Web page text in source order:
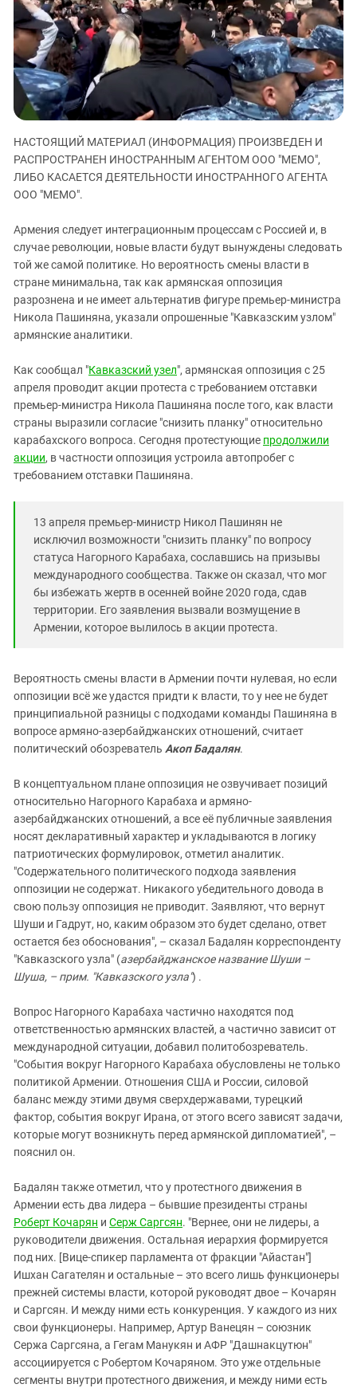
ЗАСТАВЛЯЕТ
КАВКАЗ ЗА ПАЛЕСТИНУ
ИНАКОМЫСЛИЕ В ЧЕЧНЕ
ПРЕСЛЕДОВАНИЕ АКТИВИСТОВ
МОБИЛИЗАЦИЯ И ПРОТЕСТЫ
Дагестан
Ингушетия
Кабардино-Балкария
Калмыкия
Карачаево-Черкесия
Краснодарский край
Нагорный Карабах
Российская Федерация
Северная Осетия - Алания
СКФО
Ставропольский край
Чечня
Южная Осетия
ЮФО
НАСТОЯЩИЙ МАТЕРИАЛ (ИНФОРМАЦИЯ) ПРОИЗВЕДЕН И
РАСПРОСТРАНЕН ИНОСТРАННЫМ АГЕНТОМ ООО "МЕМО",
ЛИБО КАСАЕТСЯ ДЕЯТЕЛЬНОСТИ ИНОСТРАННОГО АГЕНТА
ООО "МЕМО".
Армения следует интеграционным процессам с Россией и, в
случае революции, новые власти будут вынуждены следовать
той же самой политике. Но вероятность смены власти в
стране минимальна, так как армянская оппозиция
разрознена и не имеет альтернатив фигуре премьер-министра
Никола Пашиняна, указали опрошенные "Кавказским узлом"
армянские аналитики.
Как сообщал "Кавказский узел", армянская оппозиция с 25
апреля проводит акции протеста с требованием отставки
премьер-министра Никола Пашиняна после того, как власти
страны выразили согласие "снизить планку" относительно
карабахского вопроса. Сегодня протестующие продолжили
акции, в частности оппозиция устроила автопробег с
требованием отставки Пашиняна.
13 апреля премьер-министр Никол Пашинян не
исключил возможности "снизить планку" по вопросу
статуса Нагорного Карабаха, сославшись на призывы
международного сообщества. Также он сказал, что мог
бы избежать жертв в осенней войне 2020 года, сдав
территории. Его заявления вызвали возмущение в
Армении, которое вылилось в акции протеста.
Вероятность смены власти в Армении почти нулевая, но если
оппозиции всё же удастся придти к власти, то у нее не будет
принципиальной разницы с подходами команды Пашиняна в
вопросе армяно-азербайджанских отношений, считает
политический обозреватель Акоп Бадалян.
В концептуальном плане оппозиция не озвучивает позиций
относительно Нагорного Карабаха и армяно-
азербайджанских отношений, а все её публичные заявления
носят декларативный характер и укладываются в логику
патриотических формулировок, отметил аналитик.
"Содержательного политического подхода заявления
оппозиции не содержат. Никакого убедительного довода в
свою пользу оппозиция не приводит. Заявляют, что вернут
Шуши и Гадрут, но, каким образом это будет сделано, ответ
остается без обоснования", – сказал Бадалян корреспонденту
"Кавказского узла" (азербайджанское название Шуши –
Шуша, – прим. "Кавказского узла") .
Вопрос Нагорного Карабаха частично находятся под
ответственностью армянских властей, а частично зависит от
международной ситуации, добавил политобозреватель.
"События вокруг Нагорного Карабаха обусловлены не только
политикой Армении. Отношения США и России, силовой
баланс между этими двумя сверхдержавами, турецкий
фактор, события вокруг Ирана, от этого всего зависят задачи,
которые могут возникнуть перед армянской дипломатией", –
пояснил он.
Бадалян также отметил, что у протестного движения в
Армении есть два лидера – бывшие президенты страны
Роберт Кочарян и Серж Саргсян. "Вернее, они не лидеры, а
руководители движения. Остальная иерархия формируется
под них. [Вице-спикер парламента от фракции "Айастан"]
Ишхан Сагателян и остальные – это всего лишь функционеры
прежней системы власти, которой руководят двое – Кочарян
и Саргсян. И между ними есть конкуренция. У каждого из них
свои функционеры. Например, Артур Ванецян – союзник
Сержа Саргсяна, а Гегам Манукян и АФР "Дашнакцутюн"
ассоциируется с Робертом Кочаряном. Это уже отдельные
сегменты внутри протестного движения, и между ними есть